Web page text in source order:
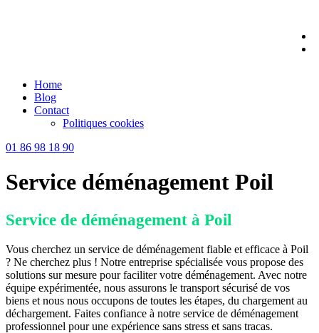
Home
Blog
Contact
Politiques cookies
01 86 98 18 90
Service déménagement Poil
Service de déménagement à Poil
Vous cherchez un service de déménagement fiable et efficace à Poil
? Ne cherchez plus ! Notre entreprise spécialisée vous propose des
solutions sur mesure pour faciliter votre déménagement. Avec notre
équipe expérimentée, nous assurons le transport sécurisé de vos
biens et nous nous occupons de toutes les étapes, du chargement au
déchargement. Faites confiance à notre service de déménagement
professionnel pour une expérience sans stress et sans tracas.